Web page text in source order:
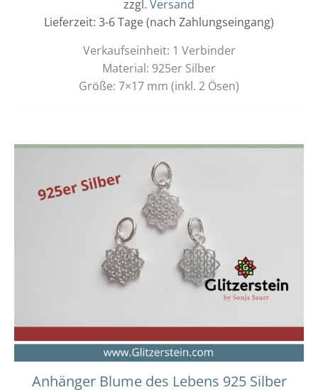
zzgl. Versand
Lieferzeit: 3-6 Tage (nach Zahlungseingang)
Verkaufseinheit: 1 Verbinder
Material: 925er Silber
Größe: 7×17 mm (inkl. 2 Ösen)
Anhänger Blume des Lebens 925 Silber